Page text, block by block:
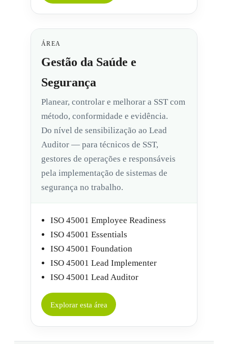
ÁREA
Gestão da Saúde e
Segurança
Planear, controlar e melhorar a SST com
método, conformidade e evidência.
Do nível de sensibilização ao Lead
Auditor — para técnicos de SST,
gestores de operações e responsáveis
pela implementação de sistemas de
segurança no trabalho.
ISO 45001 Employee Readiness
ISO 45001 Essentials
ISO 45001 Foundation
ISO 45001 Lead Implementer
ISO 45001 Lead Auditor
Explorar esta área